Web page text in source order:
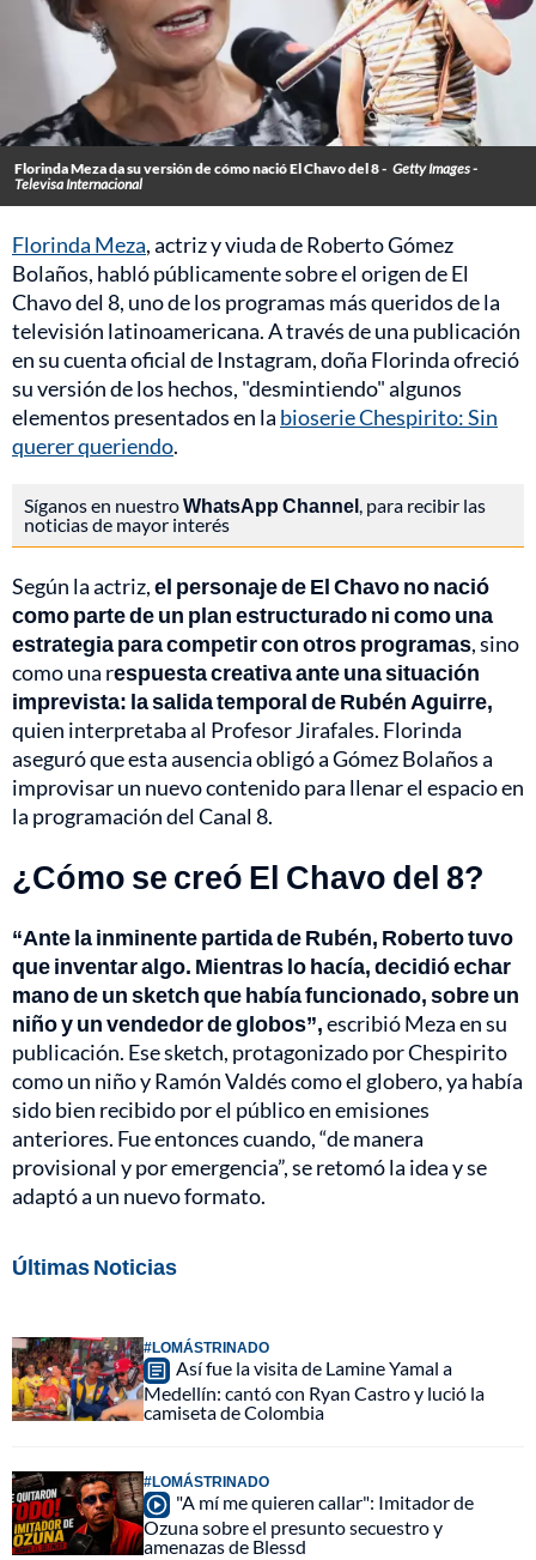
Florinda Meza da su versión de cómo nació El Chavo del 8 - Getty Images -
Televisa Internacional
Florinda Meza, actriz y viuda de Roberto Gómez
Bolaños, habló públicamente sobre el origen de El
Chavo del 8, uno de los programas más queridos de la
televisión latinoamericana. A través de una publicación
en su cuenta oficial de Instagram, doña Florinda ofreció
su versión de los hechos, "desmintiendo" algunos
elementos presentados en la bioserie Chespirito: Sin
querer queriendo.
Síganos en nuestroWhatsApp Channel, para recibir las
noticias de mayor interés
Según la actriz,el personaje de El Chavo no nació
como parte de un plan estructurado ni como una
estrategia para competir con otros programas, sino
como una respuesta creativa ante una situación
imprevista: la salida temporal de Rubén Aguirre,
quien interpretaba al Profesor Jirafales. Florinda
aseguró que esta ausencia obligó a Gómez Bolaños a
improvisar un nuevo contenido para llenar el espacio en
la programación del Canal 8.
¿Cómo se creó El Chavo del 8?
“Ante la inminente partida de Rubén, Roberto tuvo
que inventar algo. Mientras lo hacía, decidió echar
mano de un sketch que había funcionado, sobre un
niño y un vendedor de globos”,escribió Meza en su
publicación. Ese sketch, protagonizado por Chespirito
como un niño y Ramón Valdés como el globero, ya había
sido bien recibido por el público en emisiones
anteriores. Fue entonces cuando, “de manera
provisional y por emergencia”, se retomó la idea y se
adaptó a un nuevo formato.
Últimas Noticias
#LOMÁSTRINADO
Así fue la visita de Lamine Yamal a
Medellín: cantó con Ryan Castro y lució la
camiseta de Colombia
#LOMÁSTRINADO
"A mí me quieren callar": Imitador de
Ozuna sobre el presunto secuestro y
amenazas de Blessd